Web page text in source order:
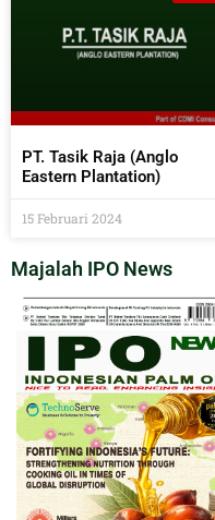
PT. Tasik Raja (Anglo
Eastern Plantation)
15 Februari 2024
Majalah IPO News